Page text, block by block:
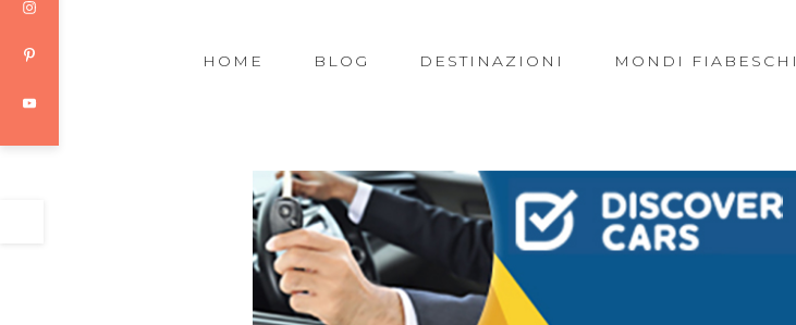
HOME BLOG DESTINAZIONI MONDI FIABESCHI